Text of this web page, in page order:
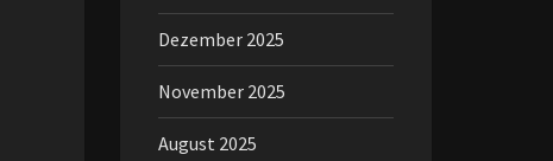
Dezember 2025
November 2025
August 2025